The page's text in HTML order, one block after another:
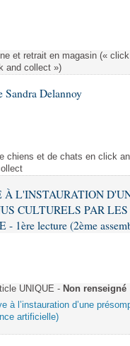
et retrait en magasin («
and collect »)
Sandra Delannoy
chiens et de chats en click
À L'INSTAURATION
CULTURELS PAR LES
lecture (2ème
UNIQUE - Non renseigné
à l’instauration d’une
artificielle)